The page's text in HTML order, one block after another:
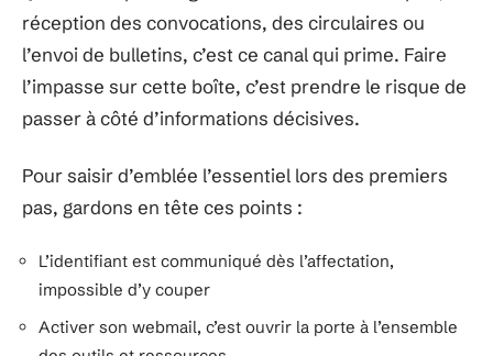
réception des convocations, des circulaires ou
l’envoi de bulletins, c’est ce canal qui prime. Faire
l’impasse sur cette boîte, c’est prendre le risque de
passer à côté d’informations décisives.
Pour saisir d’emblée l’essentiel lors des premiers
pas, gardons en tête ces points :
L’identifiant est communiqué dès l’affectation,
impossible d’y couper
Activer son webmail, c’est ouvrir la porte à l’ensemble